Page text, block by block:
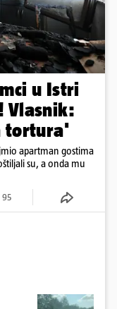
u Istri
Vlasnik:
tortura'
apartman gostima
su, a onda mu
95